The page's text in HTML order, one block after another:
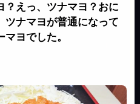
？えっ、ツナマヨ？おに
ツナマヨが普通になって
ヨでした。